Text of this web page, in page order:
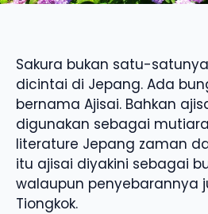
Sakura bukan satu-
dicintai di Jepang. Ada
bernama Ajisai. Bahkan
digunakan sebagai
literature Jepang zaman
itu ajisai diyakini sebagai
walaupun penyebarannya
Tiongkok.